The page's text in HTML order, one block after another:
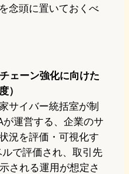
念頭に置いておくべ
ェーン強化に向けた
）
サイバー統括室が制
が運営する、企業のサ
況を評価・可視化す
で評価され、取引先
される運用が想定さ